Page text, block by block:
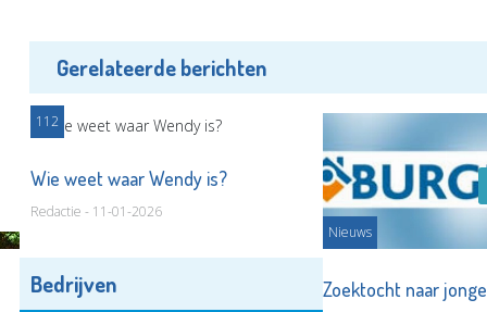
Gerelateerde berichten
112
Wie weet waar Wendy is?
Redactie - 11-01-2026
Nieuws
Zoektocht naar
Bedrijven Alle bedrijven